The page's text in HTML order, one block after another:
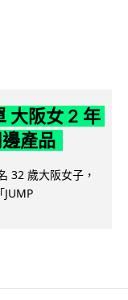
大阪女 2 年
產品
32 歲大阪女子，